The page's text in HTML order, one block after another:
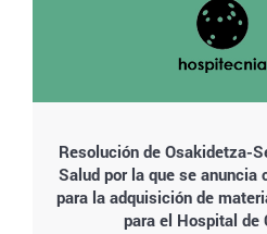
Resolución de Osakidetza-
Salud por la que se anuncia
para la adquisición de
para el Hospital de